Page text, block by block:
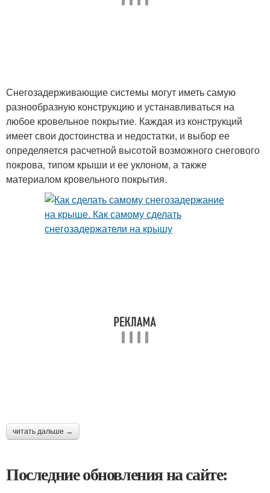
Снегозадерживающие системы могут иметь самую
разнообразную конструкцию и устанавливаться на
любое кровельное покрытие. Каждая из конструкций
имеет свои достоинства и недостатки, и выбор ее
определяется расчетной высотой возможного снегового
покрова, типом крыши и ее уклоном, а также
материалом кровельного покрытия.
читать дальше →
Последние обновления на сайте: